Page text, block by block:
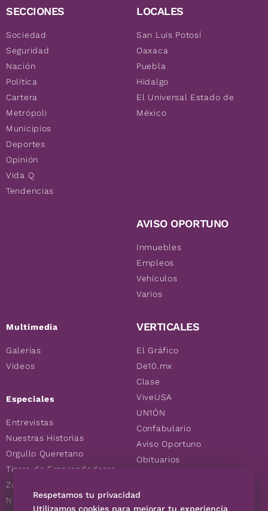
SECCIONES
Sociedad
Seguridad
Nación
Política
Cartera
Metrópoli
Municipios
Deportes
Opinión
Vida Q
Tendencias
Multimedia
Galerías
Videos
Especiales
Entrevistas
Nuestras Historias
Orgullo Queretano
Tierra de Emprendedores
Zoociales
Nuevos Queretanos
LOCALES
San Luis Potosí
Oaxaca
Puebla
Hidalgo
El Universal Estado de
México
AVISO OPORTUNO
Inmuebles
Empleos
Vehículos
Varios
VERTICALES
El Gráfico
De10.mx
Clase
ViveUSA
UN1ÓN
Confabulario
Aviso Oportuno
Obituarios
Consultas
Respetamos tu privacidad
Utilizamos cookies para mejorar tu experiencia